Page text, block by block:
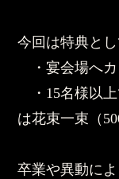
今回は特典とし
・宴会場へカ
・15名様以上
は花束一束（
卒業や異動に